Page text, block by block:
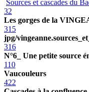
Sources et cascades du
32
Les gorges de la
315
jpg/
316
N°6_ Une petite source
110
Vaucouleurs
422